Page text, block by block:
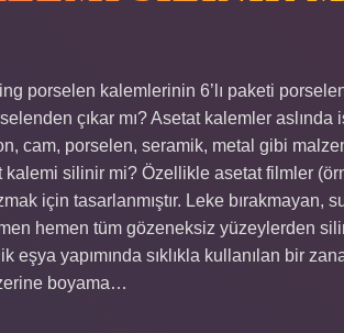
porselen kalemlerinin 6’lı paketi
çıkar mı? Asetat kalemler aslında
cam, porselen, seramik, metal gibi
kalemi silinir mi? Özellikle asetat filmler
için tasarlanmıştır. Leke bırakmayan,
hemen tüm gözeneksiz yüzeylerden
yapımında sıklıkla kullanılan bir
boyama…